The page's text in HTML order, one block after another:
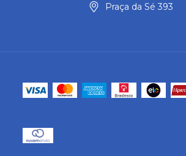
Praça da Sé 393